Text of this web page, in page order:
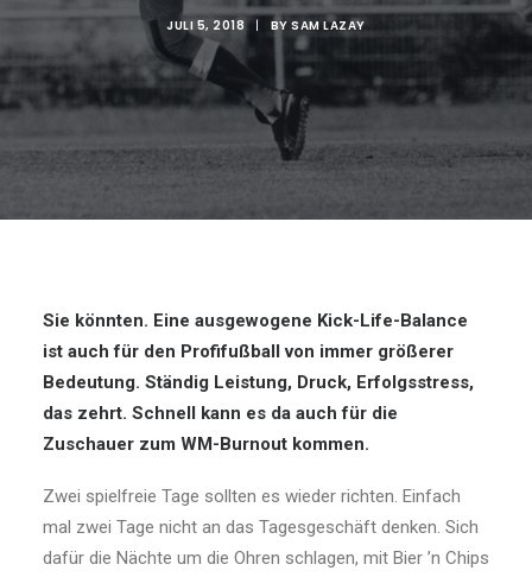
JULI 5, 2018 | BYSAM LAZAY
Sie könnten. Eine ausgewogene Kick-Life-Balance
ist auch für den Profifußball von immer größerer
Bedeutung. Ständig Leistung, Druck, Erfolgsstress,
das zehrt. Schnell kann es da auch für die
Zuschauer zum WM-Burnout kommen.
Zwei spielfreie Tage sollten es wieder richten. Einfach
mal zwei Tage nicht an das Tagesgeschäft denken. Sich
dafür die Nächte um die Ohren schlagen, mit Bier ’n Chips